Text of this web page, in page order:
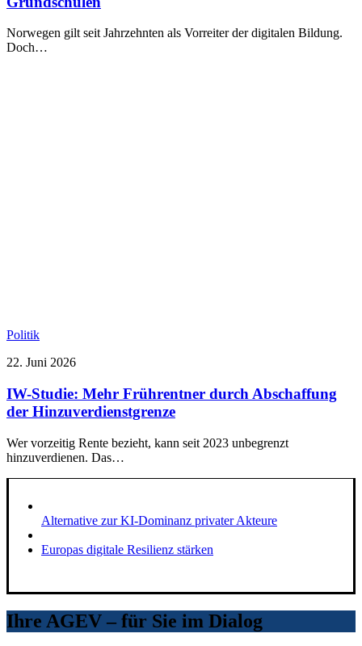
Norwegen gilt seit Jahrzehnten als Vorreiter der digitalen Bildung.
Doch…
Politik
22. Juni 2026
IW-Studie: Mehr Frührentner durch Abschaffung
der Hinzuverdienstgrenze
Wer vorzeitig Rente bezieht, kann seit 2023 unbegrenzt
hinzuverdienen. Das…
Alternative zur KI-Dominanz privater Akteure
Europas digitale Resilienz stärken
Ihre AGEV – für Sie im Dialog